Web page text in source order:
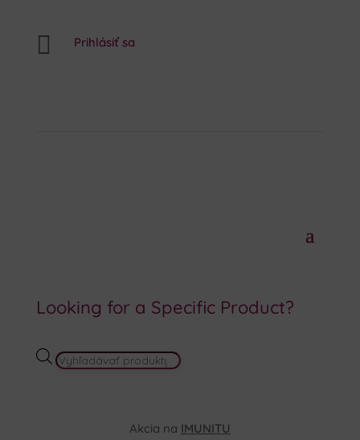
 Prihlásiť sa
Looking for a Specific Product?
PRODUCTS
Akcia na IMUNITU